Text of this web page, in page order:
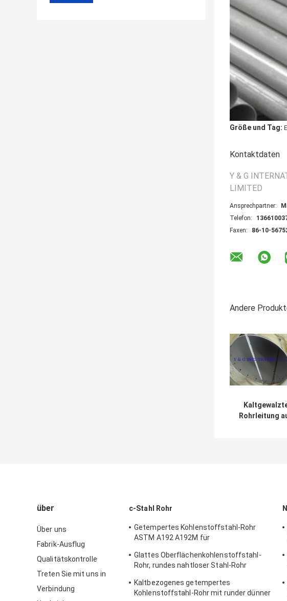
Größe und Tag:
Kontaktdaten
Y & G
LIMITED
Ansprechpartner:
Telefon:
Faxen:
86-10-
Andere
Rohrleitung
über
Über uns
Fabrik-Ausflug
Qualitätskontrolle
Treten Sie mit uns in
Verbindung
c-Stahl Rohr
Getempertes Kohlenstoffstahl-Rohr
ASTM A192 A192M für
Glattes Oberflächenkohlenstoffstahl-
Rohr, rundes nahtloser Stahl-Rohr
Kaltbezogenes getempertes
Kohlenstoffstahl-Rohr mit runder dünner